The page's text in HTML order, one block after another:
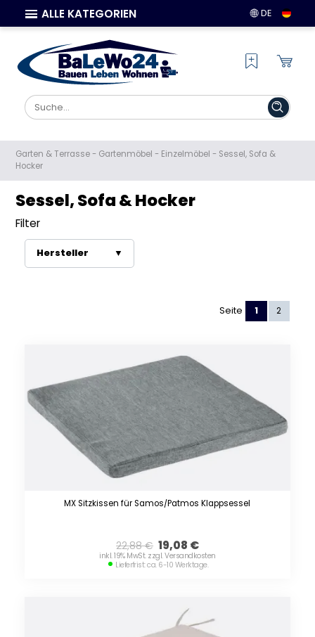
ALLE KATEGORIEN DE
Garten & Terrasse- Gartenmöbel - Einzelmöbel - Sessel, Sofa &
Hocker
Sessel, Sofa & Hocker
Filter
▼
Hersteller
Seite
1 2
MX Sitzkissen für Samos/Patmos Klappsessel
22,88€ 19,08 €
inkl. 19% MwSt. zzgl. Versandkosten
Lieferfrist: ca. 6-10 Werktage.